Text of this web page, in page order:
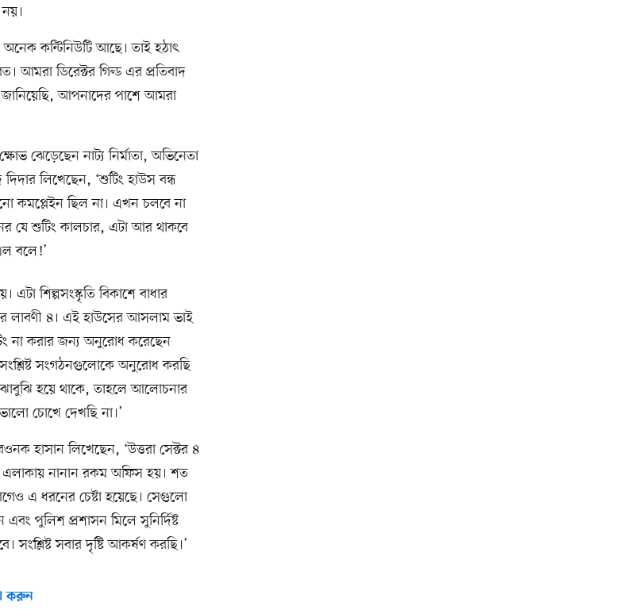
কন্টিনিউটি আছে। তাই হঠাৎ
আমরা ডিরেক্টর গিল্ড এর প্রতিবাদ
আপনাদের পাশে আমরা
ঝেড়েছেন নাট্য নির্মাতা, অভিনেতা
লিখেছেন, ‘শুটিং হাউস বন্ধ
কমপ্লেইন ছিল না। এখন চলবে না
যে শুটিং কালচার, এটা আর থাকবে
বলে!’
শিল্পসংস্কৃতি বিকাশে বাধার
লাবণী ৪। এই হাউসের আসলাম ভাই
না করার জন্য অনুরোধ করেছেন
সংগঠনগুলোকে অনুরোধ করছি
হয়ে থাকে, তাহলে আলোচনার
চোখে দেখছি না।’
হাসান লিখেছেন, ‘উত্তরা সেক্টর ৪
এলাকায় নানান রকম অফিস হয়। শত
এ ধরনের চেষ্টা হয়েছে। সেগুলো
পুলিশ প্রশাসন মিলে সুনির্দিষ্ট
সবার দৃষ্টি আকর্ষণ করছি।’
করুন